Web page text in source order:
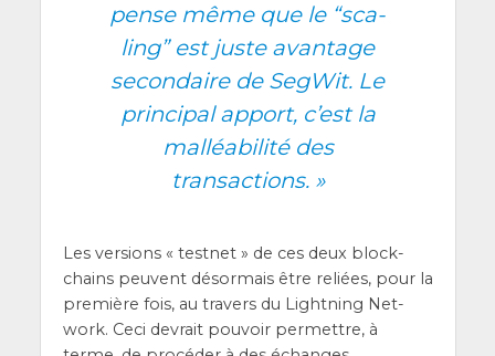
pense même que le “sca­
ling” est juste avan­tage
secon­daire de Seg­Wit. Le
prin­ci­pal apport, c’est la
mal­léa­bi­li­té des
transactions. »
Les ver­sions « test­net » de ces deux blo­ck­
chains peuvent désor­mais être reliées, pour la
pre­mière fois, au tra­vers du Light­ning Net­
work. Ceci devrait pou­voir per­mettre, à